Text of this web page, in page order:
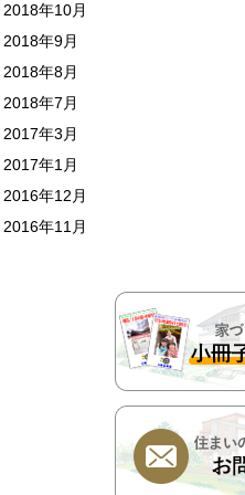
2018年10月
2018年9月
2018年8月
2018年7月
2017年3月
2017年1月
2016年12月
2016年11月